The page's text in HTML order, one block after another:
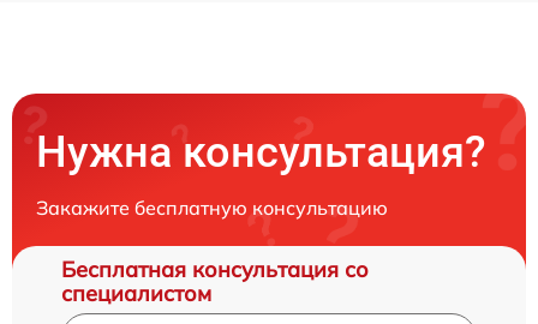
Нужна консультация?
Закажите бесплатную консультацию
Бесплатная консультация со
специалистом